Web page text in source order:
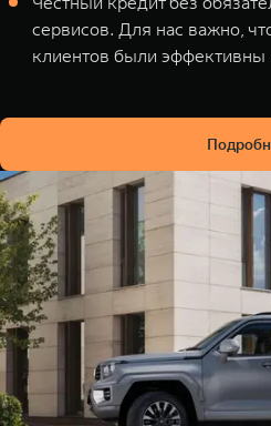
сервисов. Для нас важно,
клиентов были эффективны